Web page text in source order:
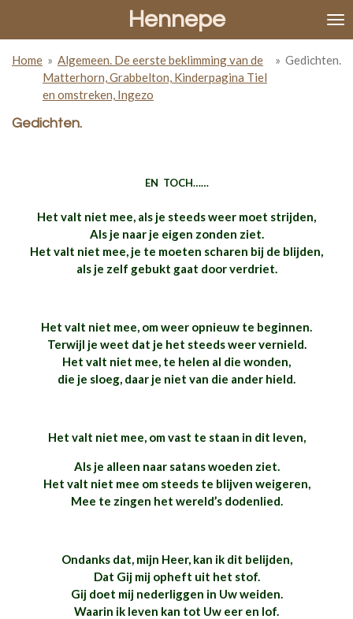
de
hoofdinhoud
Hennepe
Home » Algemeen. De eerste beklimming van de
Matterhorn, Grabbelton, Kinderpagina Tiel
en omstreken, Ingezo
» Gedichten.
Gedichten.
EN TOCH……
Het valt niet mee, als je steeds weer moet strijden,
Als je naar je eigen zonden ziet.
Het valt niet mee, je te moeten scharen bij de blijden,
als je zelf gebukt gaat door verdriet.
Het valt niet mee, om weer opnieuw te beginnen.
Terwijl je weet dat je het steeds weer vernield.
Het valt niet mee, te helen al die wonden,
die je sloeg, daar je niet van die ander hield.
Het valt niet mee, om vast te staan in dit leven,
Als je alleen naar satans woeden ziet.
Het valt niet mee om steeds te blijven weigeren,
Mee te zingen het wereld’s dodenlied.
Ondanks dat, mijn Heer, kan ik dit belijden,
Dat Gij mij opheft uit het stof.
Gij doet mij nederliggen in Uw weiden.
Waarin ik leven kan tot Uw eer en lof.